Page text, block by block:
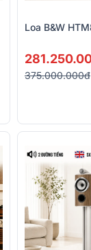
Loa B&W
375.000.000đ